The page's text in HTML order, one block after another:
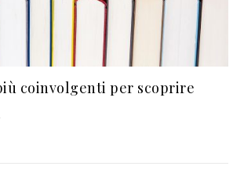
coinvolgenti per scoprire